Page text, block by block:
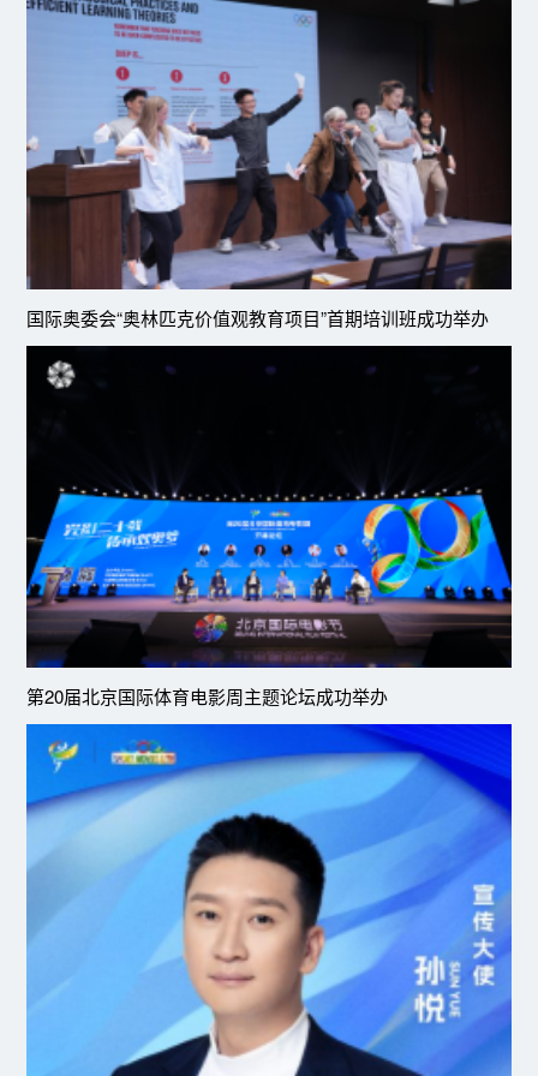
国际奥委会“奥林匹克价值观教育项目”首期培训班成功举办
第20届北京国际体育电影周主题论坛成功举办